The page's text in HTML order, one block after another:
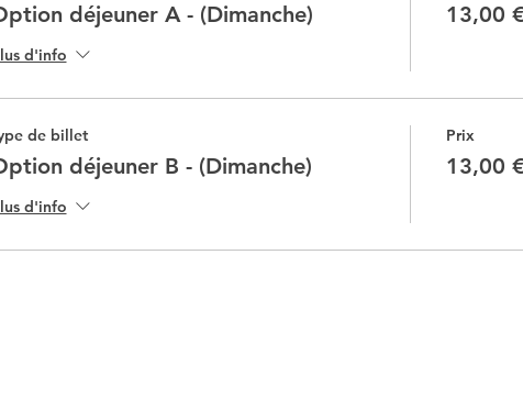
déjeuner A - (Dimanche)
d'info
13,00
de billet
déjeuner B - (Dimanche)
d'info
Prix
13,00